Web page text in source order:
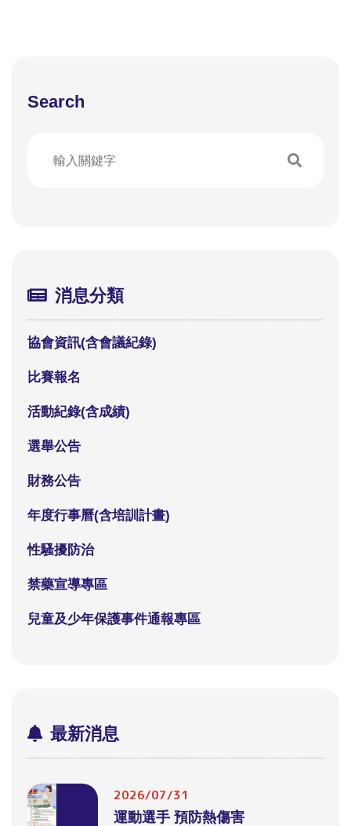
Search
消息分類
協會資訊(含會議紀錄)
比賽報名
活動紀錄(含成績)
選舉公告
財務公告
年度行事曆(含培訓計畫)
性騷擾防治
禁藥宣導專區
兒童及少年保護事件通報專區
最新消息
2026/07/31
運動選手 預防熱傷害